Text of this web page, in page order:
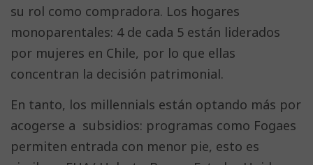
su rol como compradora. Los hogares
monoparentales: 4 de cada 5 están liderados
por mujeres en Chile, por lo que ellas
concentran la decisión patrimonial.
En tanto, los millennials están optando más por
acogerse a subsidios: programas como Fogaes
permiten entrada con menor pie, esto es